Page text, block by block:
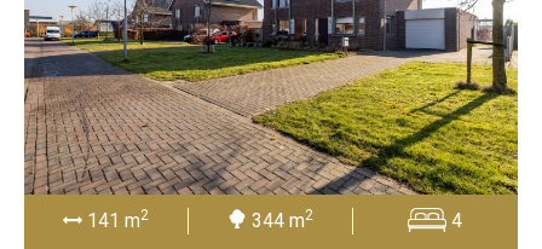
141 m2 344 m2 4